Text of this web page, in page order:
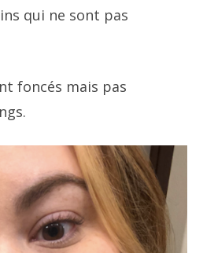
qui ne sont pas
foncés mais pas